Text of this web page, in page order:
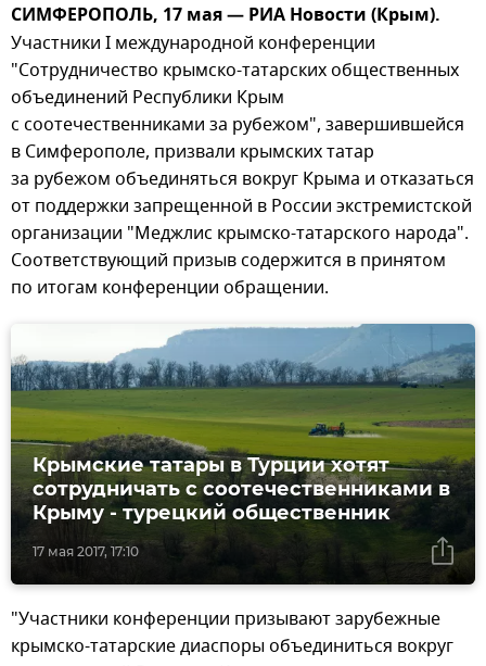
СИМФЕРОПОЛЬ, 17 мая — РИА Новости (Крым).
Участники I международной конференции
"Сотрудничество крымско-татарских общественных
объединений Республики Крым
с соотечественниками за рубежом", завершившейся
в Симферополе, призвали крымских татар
за рубежом объединяться вокруг Крыма и отказаться
от поддержки запрещенной в России экстремистской
организации "Меджлис крымско-татарского народа".
Соответствующий призыв содержится в принятом
по итогам конференции обращении.
17 мая 2017, 17:10
Крымские татары в Турции хотят
сотрудничать с соотечественниками в
Крыму - турецкий общественник
"Участники конференции призывают зарубежные
крымско-татарские диаспоры объединиться вокруг